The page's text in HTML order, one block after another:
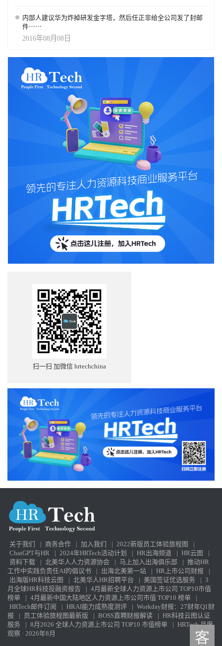
内部人建议华为炸掉研发金字塔，然后任正非给全公司发了封邮
件⋯⋯
2016年08月08日
扫一扫 加微信 hrtechchina
关于我们 | 商务合作 | 加入我们 | 2022新版员工体验旅程图
|
ChatGPT与HR
| 2024年HRTech活动计划 | HR出海频道 | HR云图
|
资料下载
| 北美华人人力资源协会 | 马上加入出海俱乐部 | 推动HR
工作中实践负责任AI的倡议书
| 出海北美第一站 | HR上市公司财报
|
出海版HR科技云图
| 北美华人HR招聘平台 | 美国签证优选服务 | 3
月全球HR科技投融资报告
| 4月最新全球人力资源上市公司 TOP10市值
榜单
| 4月最新中国大陆地区人力资源上市公司市值 TOP10 榜单
|
HRTech邮件订阅
| HRAI能力成熟度测评 | Workday财报：27财年Q1财
报
| 员工体验旅程图最新版 | BOSS直聘财报解读 | HR科技云图认证
服务
| 8月2026 全球人力资源上市公司 TOP10 市值榜单 | HRTech 月度
观察 · 2026年8月
客